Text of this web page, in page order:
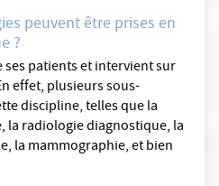
peuvent être prises en
?
patients et intervient sur
effet, plusieurs sous-
discipline, telles que la
radiologie diagnostique, la
la mammographie, et bien